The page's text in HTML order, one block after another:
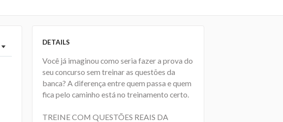
DETAILS
Você já imaginou como seria fazer a prova do
seu concurso sem treinar as questões da
banca? A diferença entre quem passa e quem
fica pelo caminho está no treinamento certo.
TREINE COM QUESTÕES REAIS DA